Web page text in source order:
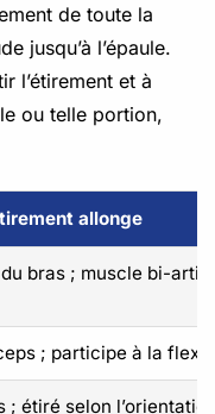
de toute la
jusqu’à l’épaule.
l’étirement et à
ou telle portion,
allonge
bras ; muscle bi-
; participe à la
; étiré selon